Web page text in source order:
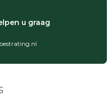
u graag